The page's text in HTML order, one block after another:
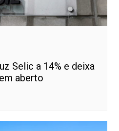
Selic a 14% e deixa
aberto